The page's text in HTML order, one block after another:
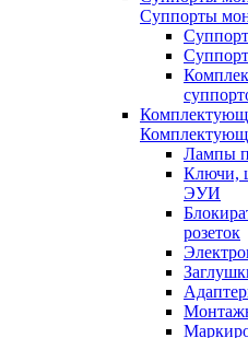
Суппорты
Лампы
Ключи,
ЭУИ
розеток